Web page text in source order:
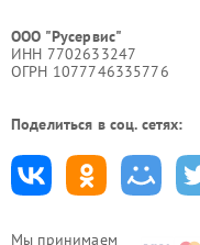
Мы принимаем
ООО "Русервис"
ИНН 7702633247
ОГРН 1077746335776
Поделиться в соц. сетях: